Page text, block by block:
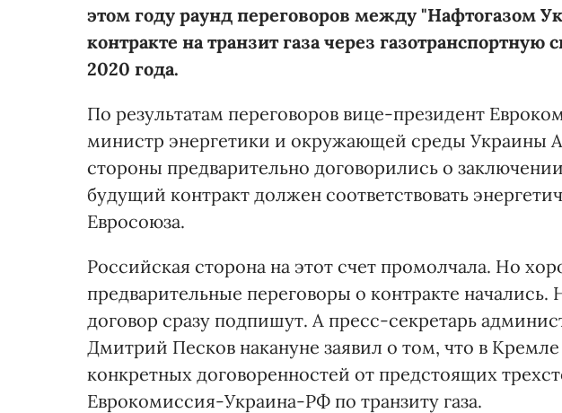
этом году раунд переговоров между "Нафтогазом
контракте на транзит газа через газотранспортную
2020 года.
По результатам переговоров вице-президент
министр энергетики и окружающей среды Украины
стороны предварительно договорились о
будущий контракт должен соответствовать
Евросоюза.
Российская сторона на этот счет промолчала. Но
предварительные переговоры о контракте
договор сразу подпишут. А пресс-секретарь
Дмитрий Песков накануне заявил о том, что в
конкретных договоренностей от предстоящих
Еврокомиссия-Украина-РФ по транзиту газа.